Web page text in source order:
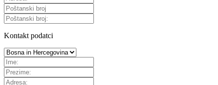
Kontakt podatci